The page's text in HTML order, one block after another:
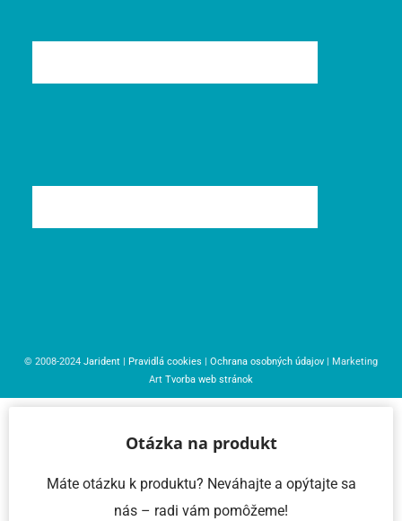
© 2008-2024 Jarident Pravidlá cookies Ochrana osobných údajov | Marketing
Art Tvorba web stránok
Otázka na produkt
Máte otázku k produktu? Neváhajte a opýtajte sa
nás – radi vám pomôžeme!